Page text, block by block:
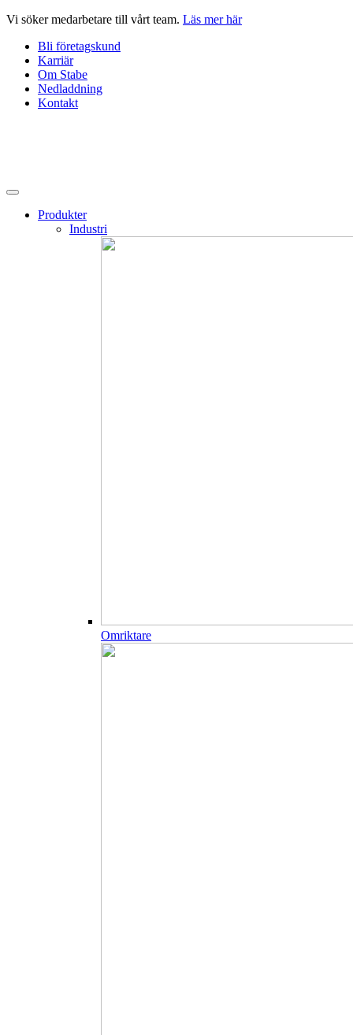
Hoppa
innehåll
Vi söker medarbetare till vårt team. Läs mer här
Bli företagskund
Karriär
Om Stabe
Nedladdning
Kontakt
Produkter
Industri
Omriktare